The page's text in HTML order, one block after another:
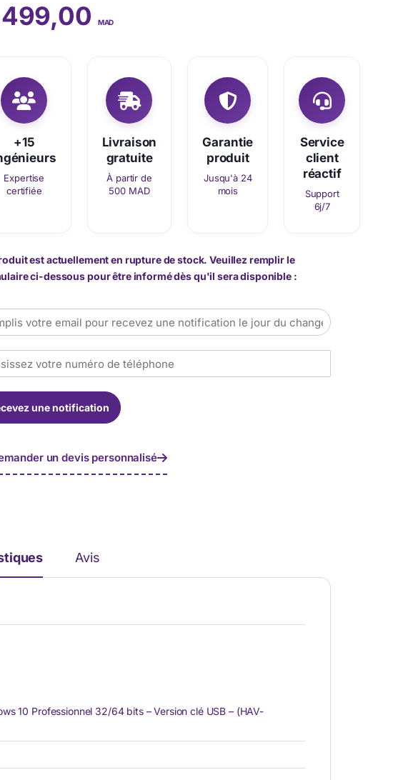
MAD
+15
Expertise
certifiée
Livraison
gratuite
À partir de
500 MAD
Garantie
produit
Jusqu'à 24
mois
Service
client
réactif
Support
6j/7
est actuellement en rupture de stock. Veuillez remplir le
ci-dessous pour être informé dès qu'il sera disponible :
une notification
un devis personnalisé
Avis
10 Professionnel 32/64 bits – Version clé USB – (HAV-